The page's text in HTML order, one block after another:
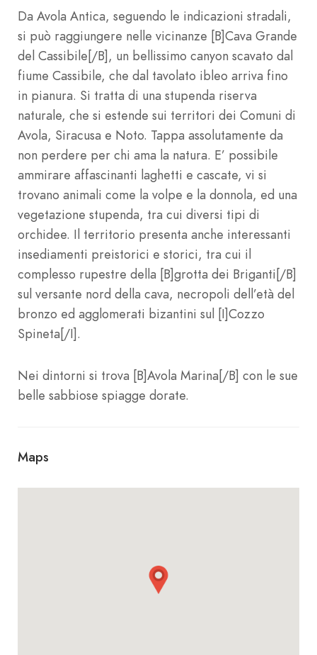
Da Avola Antica, seguendo le indicazioni stradali,
si può raggiungere nelle vicinanze [B]Cava Grande
del Cassibile[/B], un bellissimo canyon scavato dal
fiume Cassibile, che dal tavolato ibleo arriva fino
in pianura. Si tratta di una stupenda riserva
naturale, che si estende sui territori dei Comuni di
Avola, Siracusa e Noto. Tappa assolutamente da
non perdere per chi ama la natura. E’ possibile
ammirare affascinanti laghetti e cascate, vi si
trovano animali come la volpe e la donnola, ed una
vegetazione stupenda, tra cui diversi tipi di
orchidee. Il territorio presenta anche interessanti
insediamenti preistorici e storici, tra cui il
complesso rupestre della [B]grotta dei Briganti[/B]
sul versante nord della cava, necropoli dell’età del
bronzo ed agglomerati bizantini sul [I]Cozzo
Spineta[/I].
Nei dintorni si trova [B]Avola Marina[/B] con le sue
belle sabbiose spiagge dorate.
Maps